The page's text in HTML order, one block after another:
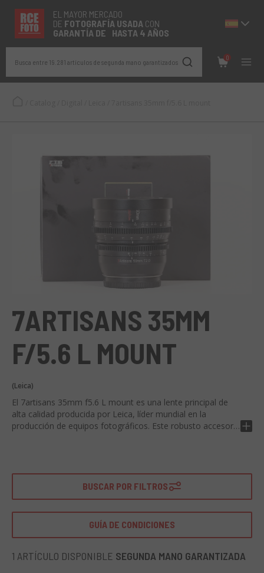
EL MAYOR MERCADO
DE FOTOGRAFÍA USADA CON
GARANTÍA DE HASTA 4 AÑOS
Busca entre 19.281 artículos de segunda mano garantizados
0
7ARTISANS 35MM
F/5.6 L MOUNT
(Leica)
El 7artisans 35mm f5.6 L mount es una lente principal de
alta calidad producida por Leica, líder mundial en la
producción de equipos fotográficos. Este robusto accesorio
Equipado con una longitud focal de 35mm y una apertura
máxima de f/5.6, la lente 7artisans ofrece una excelente
resolución y una calidad de imagen inigualable. Su montura
espejo Leica. El diseño optimizado y único de la lente
asegura un rendimiento óptico superior, minimizando la
BUSCAR POR FILTROS
GUÍA DE CONDICIONES
1 ARTÍCULO DISPONIBLE SEGUNDA MANO GARANTIZADA